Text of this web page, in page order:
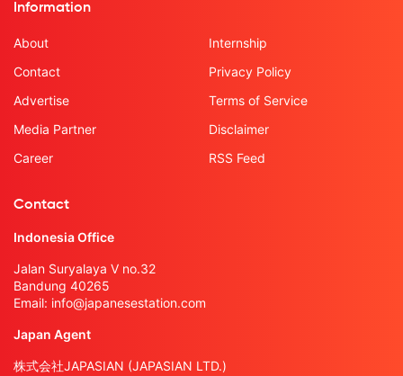
Information
About
Contact
Advertise
Media Partner
Career
Internship
Privacy Policy
Terms of Service
Disclaimer
RSS Feed
Contact
Indonesia Office
Jalan Suryalaya V no.32
Bandung 40265
Email: info@japanesestation.com
Japan Agent
株式会社JAPASIAN (JAPASIAN LTD.)